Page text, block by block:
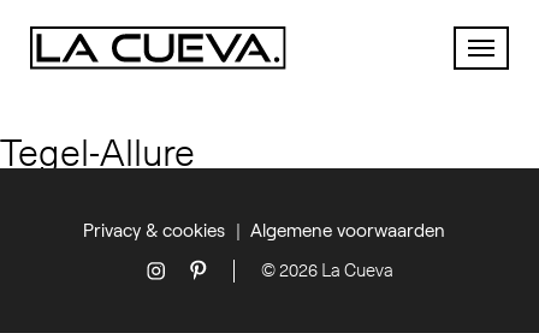
Tegel-Allure
Privacy & cookies Algemene voorwaarden
© 2026 La Cueva